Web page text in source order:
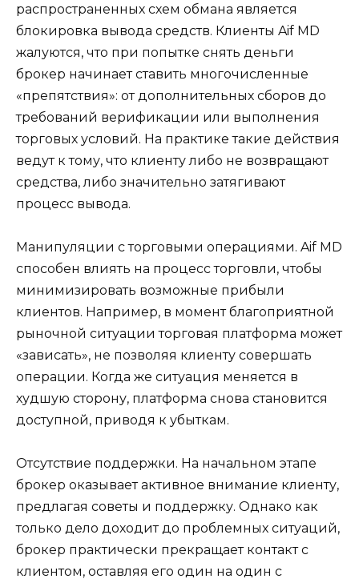
распространенных схем обмана является
блокировка вывода средств. Клиенты Aif MD
жалуются, что при попытке снять деньги
брокер начинает ставить многочисленные
«препятствия»: от дополнительных сборов до
требований верификации или выполнения
торговых условий. На практике такие действия
ведут к тому, что клиенту либо не возвращают
средства, либо значительно затягивают
процесс вывода.
Манипуляции с торговыми операциями. Aif MD
способен влиять на процесс торговли, чтобы
минимизировать возможные прибыли
клиентов. Например, в момент благоприятной
рыночной ситуации торговая платформа может
«зависать», не позволяя клиенту совершать
операции. Когда же ситуация меняется в
худшую сторону, платформа снова становится
доступной, приводя к убыткам.
Отсутствие поддержки. На начальном этапе
брокер оказывает активное внимание клиенту,
предлагая советы и поддержку. Однако как
только дело доходит до проблемных ситуаций,
брокер практически прекращает контакт с
клиентом, оставляя его один на один с